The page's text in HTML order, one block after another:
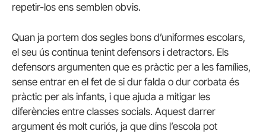
repetir-los ens semblen obvis.
Quan ja portem dos segles bons d’uniformes escolars,
el seu ús continua tenint defensors i detractors. Els
defensors argumenten que es pràctic per a les famílies,
sense entrar en el fet de si dur falda o dur corbata és
pràctic per als infants, i que ajuda a mitigar les
diferències entre classes socials. Aquest darrer
argument és molt curiós, ja que dins l’escola pot